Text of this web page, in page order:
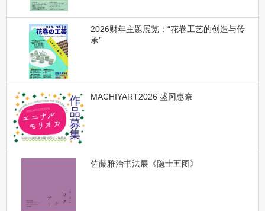
2026财年主题展览：“花卷工艺的创造与传
承”
MACHIYART2026 盛冈惠奈
佐藤雅治书法展《隐士五图》